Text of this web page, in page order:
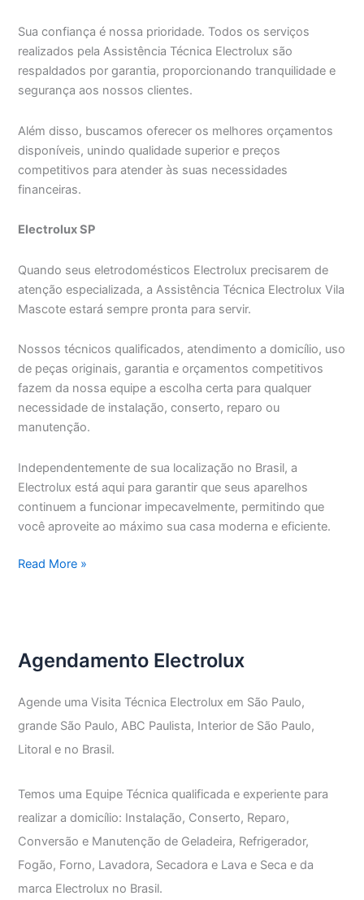
Sua confiança é nossa prioridade. Todos os serviços
realizados pela Assistência Técnica Electrolux são
respaldados por garantia, proporcionando tranquilidade e
segurança aos nossos clientes.
Além disso, buscamos oferecer os melhores orçamentos
disponíveis, unindo qualidade superior e preços
competitivos para atender às suas necessidades
financeiras.
Electrolux SP
Quando seus eletrodomésticos Electrolux precisarem de
atenção especializada, a Assistência Técnica Electrolux Vila
Mascote estará sempre pronta para servir.
Nossos técnicos qualificados, atendimento a domicílio, uso
de peças originais, garantia e orçamentos competitivos
fazem da nossa equipe a escolha certa para qualquer
necessidade de instalação, conserto, reparo ou
manutenção.
Independentemente de sua localização no Brasil, a
Electrolux está aqui para garantir que seus aparelhos
continuem a funcionar impecavelmente, permitindo que
você aproveite ao máximo sua casa moderna e eficiente.
Assistência
Read More »
Agendamento Electrolux
Agende uma Visita Técnica Electrolux em São Paulo,
grande São Paulo, ABC Paulista, Interior de São Paulo,
Litoral e no Brasil.
Temos uma Equipe Técnica qualificada e experiente para
realizar a domicílio: Instalação, Conserto, Reparo,
Conversão e Manutenção de Geladeira, Refrigerador,
Fogão, Forno, Lavadora, Secadora e Lava e Seca e da
marca Electrolux no Brasil.